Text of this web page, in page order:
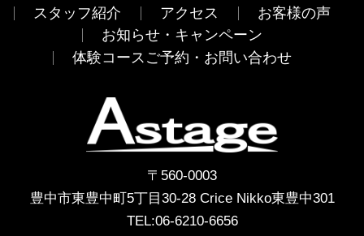
スタッフ紹介
アクセス
お客様の声
お知らせ・キャンペーン
体験コースご予約・お問い合わせ
〒560-0003
豊中市東豊中町5丁目30-28 Crice Nikko東豊中301
TEL:06-6210-6656